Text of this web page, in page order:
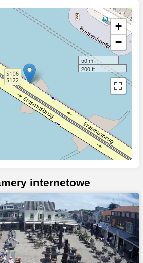
+
−
50 m
200 ft
internetowe